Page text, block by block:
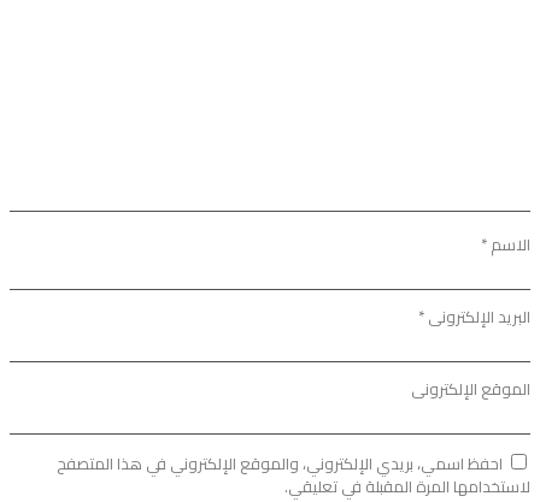
الاسم*
البريد الإلكتروني*
الموقع الإلكتروني
احفظ اسمي، بريدي الإلكتروني، والموقع الإلكتروني في هذا المتصفح
لاستخدامها المرة المقبلة في تعليقي.